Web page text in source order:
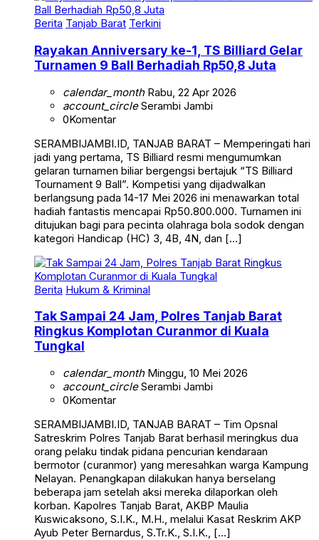
Berita Tanjab Barat Terkini
Rayakan Anniversary ke-1, TS Billiard Gelar
Turnamen 9 Ball Berhadiah Rp50,8 Juta
calendar_monthRabu, 22 Apr 2026
account_circleSerambi Jambi
0Komentar
SERAMBIJAMBI.ID, TANJAB BARAT – Memperingati hari
jadi yang pertama, TS Billiard resmi mengumumkan
gelaran turnamen biliar bergengsi bertajuk “TS Billiard
Tournament 9 Ball”. Kompetisi yang dijadwalkan
berlangsung pada 14-17 Mei 2026 ini menawarkan total
hadiah fantastis mencapai Rp50.800.000. Turnamen ini
ditujukan bagi para pecinta olahraga bola sodok dengan
kategori Handicap (HC) 3, 4B, 4N, dan […]
Berita Hukum & Kriminal
Tak Sampai 24 Jam, Polres Tanjab Barat
Ringkus Komplotan Curanmor di Kuala
Tungkal
calendar_monthMinggu, 10 Mei 2026
account_circleSerambi Jambi
0Komentar
SERAMBIJAMBI.ID, TANJAB BARAT – Tim Opsnal
Satreskrim Polres Tanjab Barat berhasil meringkus dua
orang pelaku tindak pidana pencurian kendaraan
bermotor (curanmor) yang meresahkan warga Kampung
Nelayan. Penangkapan dilakukan hanya berselang
beberapa jam setelah aksi mereka dilaporkan oleh
korban. Kapolres Tanjab Barat, AKBP Maulia
Kuswicaksono, S.I.K., M.H., melalui Kasat Reskrim AKP
Ayub Peter Bernardus, S.Tr.K., S.I.K., […]